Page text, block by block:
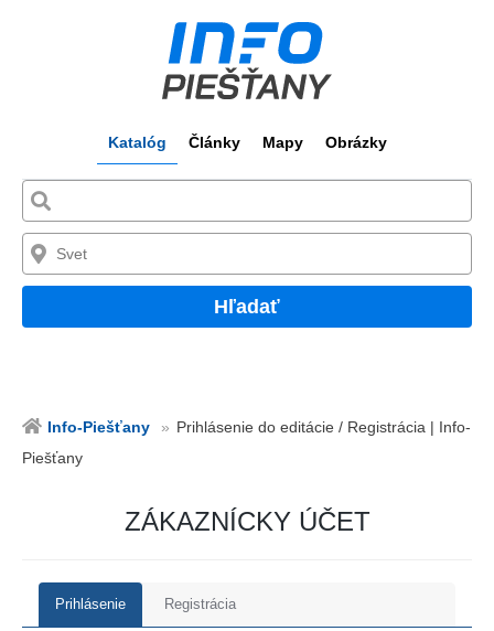
Katalóg Články Mapy Obrázky
Hľadať
Info-Piešťany
Prihlásenie do editácie / Registrácia | Info-
Piešťany
ZÁKAZNÍCKY ÚČET
Prihlásenie Registrácia